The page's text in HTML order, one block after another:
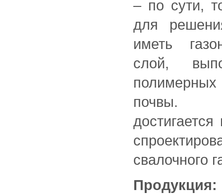
– по сути,
для
иметь
слой,
почвы.
свалочного
Продукция: